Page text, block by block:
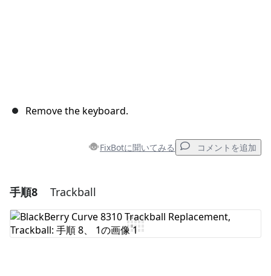
Remove the keyboard.
FixBotに聞いてみる コメントを追加
コメントを追加
手順8 Trackball